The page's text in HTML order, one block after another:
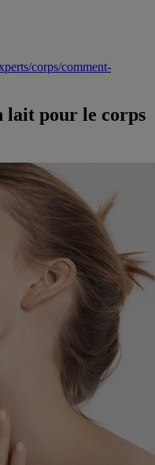
corps/comment-
lait pour le corps